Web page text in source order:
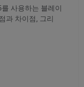
사용하는 블레이
과 차이점, 그리